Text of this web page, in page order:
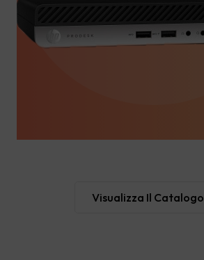
Visualizza Il Catalogo